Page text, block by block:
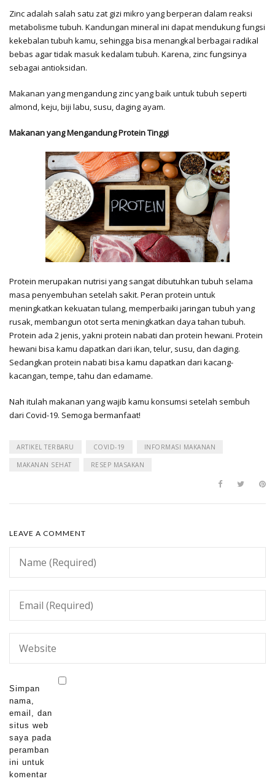
Zinc adalah salah satu zat gizi mikro yang berperan dalam reaksi
metabolisme tubuh. Kandungan mineral ini dapat mendukung fungsi
kekebalan tubuh kamu, sehingga bisa menangkal berbagai radikal
bebas agar tidak masuk kedalam tubuh. Karena, zinc fungsinya
sebagai antioksidan.
Makanan yang mengandung zinc yang baik untuk tubuh seperti
almond, keju, biji labu, susu, daging ayam.
Makanan yang Mengandung Protein Tinggi
Protein merupakan nutrisi yang sangat dibutuhkan tubuh selama
masa penyembuhan setelah sakit. Peran protein untuk
meningkatkan kekuatan tulang, memperbaiki jaringan tubuh yang
rusak, membangun otot serta meningkatkan daya tahan tubuh.
Protein ada 2 jenis, yakni protein nabati dan protein hewani. Protein
hewani bisa kamu dapatkan dari ikan, telur, susu, dan daging.
Sedangkan protein nabati bisa kamu dapatkan dari kacang-
kacangan, tempe, tahu dan edamame.
Nah itulah makanan yang wajib kamu konsumsi setelah sembuh
dari Covid-19. Semoga bermanfaat!
ARTIKEL TERBARU COVID-19 INFORMASI MAKANAN
MAKANAN SEHAT RESEP MASAKAN
LEAVE A COMMENT
Simpan
nama,
email, dan
situs web
saya pada
peramban
ini untuk
komentar